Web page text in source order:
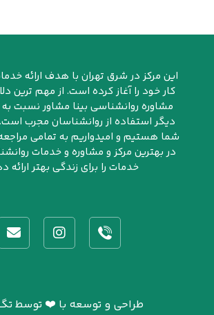
این مرکز در شرق تهران با هدف ارائه
کار خود را آغاز کرده است. از مهم ترین
مشاوره روانشناسی بینا مشاور نسبت
دیگر استفاده از روانشناسان مجرب
شما هستیم و امیدواریم به تمامی
در بهترین مرکز و مشاوره و خدمات
خدمات را برای زندگی بهتر ارائه
طراحی و توسعه با ❤️ توسط تگ